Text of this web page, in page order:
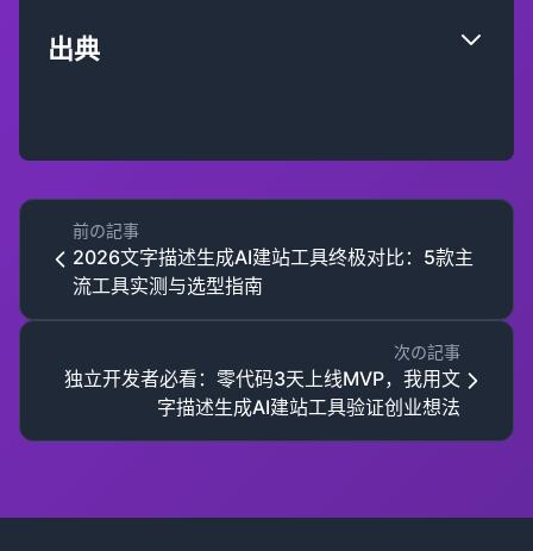
出典
前の記事
2026文字描述生成AI建站工具终极对比：5款主
流工具实测与选型指南
次の記事
独立开发者必看：零代码3天上线MVP，我用文
字描述生成AI建站工具验证创业想法